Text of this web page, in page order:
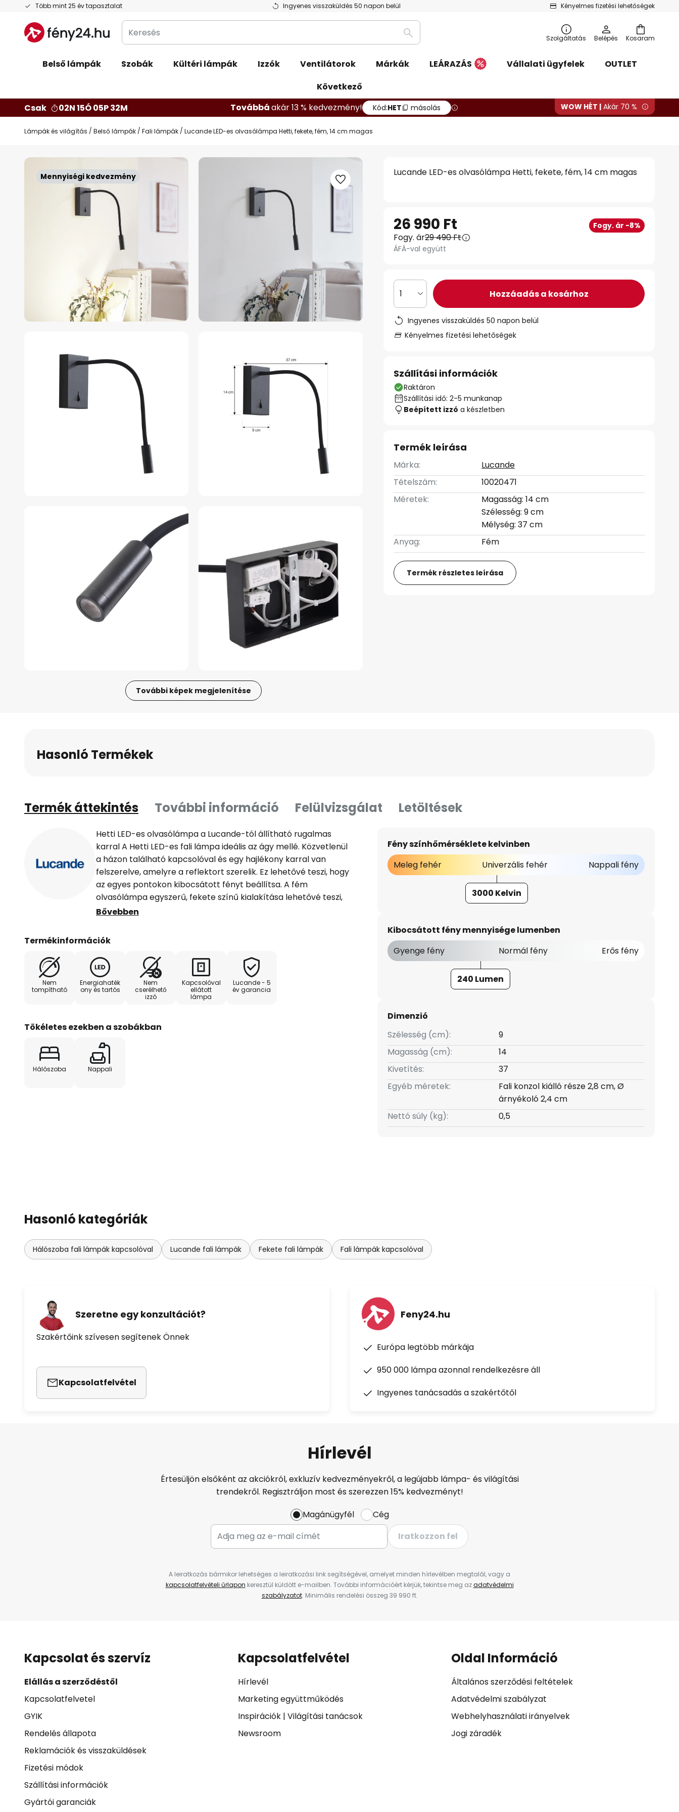
Több mint 25 év tapasztalat Ingyenes visszaküldés 50 napon belül Kényelmes fizetési lehetőségek
Ugrás
tartalomhoz
Kosaram
Keresés
Keresés
Szolgáltatás Belépés
Belső lámpák Szobák Kültéri lámpák Izzók Ventilátorok Márkák LEÁRAZÁS Vállalati ügyfelek
OUTLET
Következő
Csak
02N 15Ó 05P 31M Továbbáakár 13 % kedvezmény! Kód:HET másolás WOW HÉT | Akár 70 %
Lámpák és világítás Belső lámpák Fali lámpák Lucande LED-es olvasólámpa Hetti, fekete, fém, 14 cm magas
Mennyiségi kedvezmény
Ugrás
További képek megjelenítése
Lucande LED-es olvasólámpa Hetti, fekete, fém, 14 cm magas
26 990 Ft Fogy. ár -8%
Fogy. ár29 490 Ft
ÁFÁ-val együtt
1 Hozzáadás a kosárhoz
Ingyenes visszaküldés 50 napon belül
Kényelmes fizetési lehetőségek
Szállítási információk
Raktáron
Szállítási idő: 2-5 munkanap
Beépített izzó a készletben
Termék leírása
Márka:
Lucande
Tételszám:
10020471
Méretek:
Magasság: 14 cm
Szélesség: 9 cm
Mélység: 37 cm
Anyag:
Fém
Termék részletes leírása
Hasonló Termékek
Termék áttekintés További információ Felülvizsgálat Letöltések
Hetti LED-es olvasólámpa a Lucande-tól állítható rugalmas
karral A Hetti LED-es fali lámpa ideális az ágy mellé. Közvetlenül
a házon található kapcsolóval és egy hajlékony karral van
felszerelve, amelyre a reflektort szerelik. Ez lehetővé teszi, hogy
az egyes pontokon kibocsátott fényt beállítsa. A fém
olvasólámpa egyszerű, fekete színű kialakítása lehetővé teszi,
hogy feltűnésmentesen illeszkedjen a lakótérbe.
Bővebben
Termékinformációk
Nem
tompítható
Energiahaték
ony és tartós
Nem
cserélhető
izzó
Kapcsolóval
ellátott
lámpa
Lucande - 5
év garancia
Tökéletes ezekben a szobákban
Hálószoba Nappali
Fény színhőmérséklete kelvinben
Meleg fehér
Univerzális fehér Nappali fény
3000 Kelvin
Kibocsátott fény mennyisége lumenben
Gyenge fény
Normál fény Erős fény
240 Lumen
Dimenzió
Szélesség (cm):
9
Magasság (cm):
14
Kivetítés:
37
Egyéb méretek:
Fali konzol kiálló része 2,8 cm, Ø
árnyékoló 2,4 cm
Nettó súly (kg):
0,5
Hasonló kategóriák
Hálószoba fali lámpák kapcsolóval Lucande fali lámpák Fekete fali lámpák Fali lámpák kapcsolóval
Szeretne egy konzultációt?
Szakértőink szívesen segítenek Önnek
Kapcsolatfelvétel
Feny24.hu
Európa legtöbb márkája
950 000 lámpa azonnal rendelkezésre áll
Ingyenes tanácsadás a szakértőtől
Hírlevél
Értesüljön elsőként az akciókról, exkluzív kedvezményekről, a legújabb lámpa- és világítási
trendekről. Regisztráljon most és szerezzen 15% kedvezményt!
Magánügyfél
Cég
Iratkozzon fel
A leiratkozás bármikor lehetséges a leiratkozási link segítségével, amelyet minden hírlevélben megtalál, vagy a
kapcsolatfelvételi űrlapon keresztül küldött e-mailben. További információért kérjük, tekintse meg azadatvédelmi
szabályzatot. Minimális rendelési összeg 39 990 ft.
Kapcsolat és szervíz
Elállás a szerződéstől
Kapcsolatfelvetel
GYIK
Rendelés állapota
Reklamációk és visszaküldések
Fizetési módok
Szállítási információk
Gyártói garanciák
Kapcsolatfelvétel
Hírlevél
Marketing együttműködés
Inspirációk| Világítási tanácsok
Newsroom
Oldal Információ
Általános szerződési feltételek
Adatvédelmi szabályzat
Webhelyhasználati irányelvek
Jogi záradék